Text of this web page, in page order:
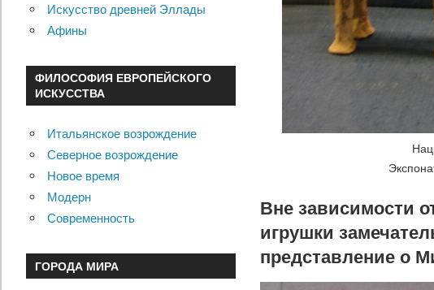
Вне зависимости
игрушки
представление о
Искусство древней Эллады
Афины
ФИЛОСОФИЯ ЕВРОПЕЙСКОГО
ИСКУССТВА
Итальянское возрождение
Северное возрождение
Новое время
Модерн
Современность
ГОРОДА МИРА